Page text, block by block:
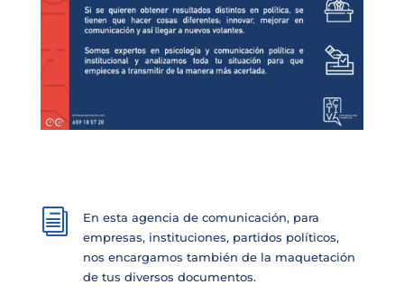
i
En esta agencia de comunicación, para
empresas, instituciones, partidos políticos,
nos encargamos también de la maquetación
de tus diversos documentos.